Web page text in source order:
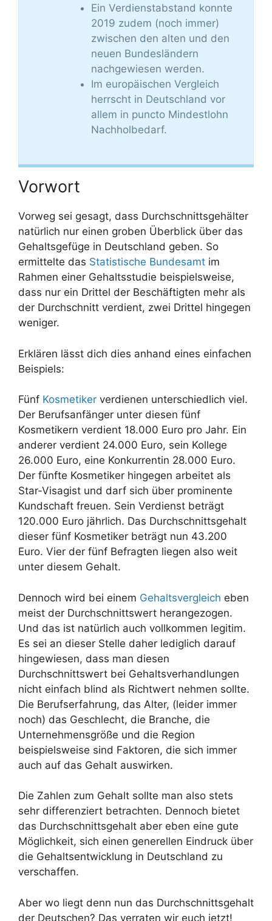
Ein Verdienstabstand konnte
2019 zudem (noch immer)
zwischen den alten und den
neuen Bundesländern
nachgewiesen werden.
Im europäischen Vergleich
herrscht in Deutschland vor
allem in puncto Mindestlohn
Nachholbedarf.
Vorwort
Vorweg sei gesagt, dass Durchschnittsgehälter
natürlich nur einen groben Überblick über das
Gehaltsgefüge in Deutschland geben. So
ermittelte das Statistische Bundesamt im
Rahmen einer Gehaltsstudie beispielsweise,
dass nur ein Drittel der Beschäftigten mehr als
der Durchschnitt verdient, zwei Drittel hingegen
weniger.
Erklären lässt dich dies anhand eines einfachen
Beispiels:
Fünf Kosmetiker verdienen unterschiedlich viel.
Der Berufsanfänger unter diesen fünf
Kosmetikern verdient 18.000 Euro pro Jahr. Ein
anderer verdient 24.000 Euro, sein Kollege
26.000 Euro, eine Konkurrentin 28.000 Euro.
Der fünfte Kosmetiker hingegen arbeitet als
Star-Visagist und darf sich über prominente
Kundschaft freuen. Sein Verdienst beträgt
120.000 Euro jährlich. Das Durchschnittsgehalt
dieser fünf Kosmetiker beträgt nun 43.200
Euro. Vier der fünf Befragten liegen also weit
unter diesem Gehalt.
Dennoch wird bei einem Gehaltsvergleich eben
meist der Durchschnittswert herangezogen.
Und das ist natürlich auch vollkommen legitim.
Es sei an dieser Stelle daher lediglich darauf
hingewiesen, dass man diesen
Durchschnittswert bei Gehaltsverhandlungen
nicht einfach blind als Richtwert nehmen sollte.
Die Berufserfahrung, das Alter, (leider immer
noch) das Geschlecht, die Branche, die
Unternehmensgröße und die Region
beispielsweise sind Faktoren, die sich immer
auch auf das Gehalt auswirken.
Die Zahlen zum Gehalt sollte man also stets
sehr differenziert betrachten. Dennoch bietet
das Durchschnittsgehalt aber eben eine gute
Möglichkeit, sich einen generellen Eindruck über
die Gehaltsentwicklung in Deutschland zu
verschaffen.
Aber wo liegt denn nun das Durchschnittsgehalt
der Deutschen? Das verraten wir euch jetzt!